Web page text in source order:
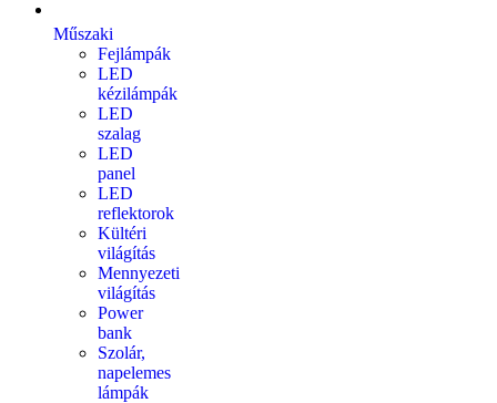
Műszaki
Fejlámpák
LED
kézilámpák
LED
szalag
LED
panel
LED
reflektorok
Kültéri
világítás
Mennyezeti
világítás
Power
bank
Szolár,
napelemes
lámpák